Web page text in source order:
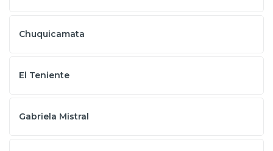
Chuquicamata
El Teniente
Gabriela Mistral